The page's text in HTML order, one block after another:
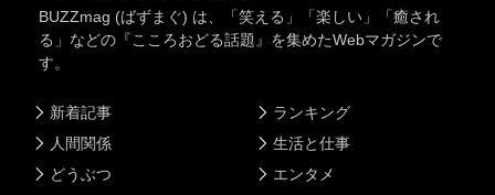
BUZZmag (ばずまぐ) は、「笑える」「楽しい」「癒され
る」などの『こころおどる話題』を集めたWebマガジンで
す。
新着記事
人間関係
どうぶつ
ランキング
生活と仕事
エンタメ